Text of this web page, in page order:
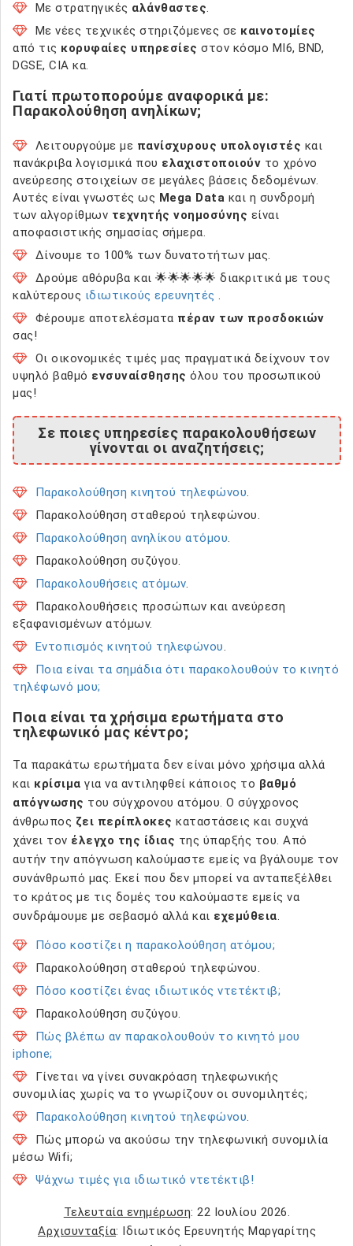
Με στρατηγικές αλάνθαστες.
Με νέες τεχνικές στηριζόμενες σε καινοτομίες
από τις κορυφαίες υπηρεσίες στον κόσμο MI6, BND,
DGSE, CIA κα.
Γιατί πρωτοπορούμε αναφορικά με:
Παρακολούθηση ανηλίκων;
Λειτουργούμε με πανίσχυρους υπολογιστές και
πανάκριβα λογισμικά που ελαχιστοποιούν το χρόνο
ανεύρεσης στοιχείων σε μεγάλες βάσεις δεδομένων.
Αυτές είναι γνωστές ως Mega Data και η συνδρομή
των αλγορίθμων τεχνητής νοημοσύνης είναι
αποφασιστικής σημασίας σήμερα.
Δίνουμε το 100% των δυνατοτήτων μας.
Δρούμε αθόρυβα και 🌟🌟🌟🌟🌟 διακριτικά με τους
καλύτερους ιδιωτικούς ερευνητές .
Φέρουμε αποτελέσματα πέραν των προσδοκιών
σας!
Οι οικονομικές τιμές μας πραγματικά δείχνουν τον
υψηλό βαθμό ενσυναίσθησης όλου του προσωπικού
μας!
Σε ποιες υπηρεσίες παρακολουθήσεων
γίνονται οι αναζητήσεις;
Παρακολούθηση κινητού τηλεφώνου.
Παρακολούθηση σταθερού τηλεφώνου.
Παρακολούθηση ανηλίκου ατόμου.
Παρακολούθηση συζύγου.
Παρακολουθήσεις ατόμων.
Παρακολουθήσεις προσώπων και ανεύρεση
εξαφανισμένων ατόμων.
Εντοπισμός κινητού τηλεφώνου.
Ποια είναι τα σημάδια ότι παρακολουθούν το κινητό
τηλέφωνό μου;
Ποια είναι τα χρήσιμα ερωτήματα στο
τηλεφωνικό μας κέντρο;
Τα παρακάτω ερωτήματα δεν είναι μόνο χρήσιμα αλλά
και κρίσιμα για να αντιληφθεί κάποιος το βαθμό
απόγνωσης του σύγχρονου ατόμου. Ο σύγχρονος
άνθρωπος ζει περίπλοκες καταστάσεις και συχνά
χάνει τον έλεγχο της ίδιας της ύπαρξής του. Από
αυτήν την απόγνωση καλούμαστε εμείς να βγάλουμε τον
συνάνθρωπό μας. Εκεί που δεν μπορεί να ανταπεξέλθει
το κράτος με τις δομές του καλούμαστε εμείς να
συνδράμουμε με σεβασμό αλλά και εχεμύθεια.
Πόσο κοστίζει η παρακολούθηση ατόμου;
Παρακολούθηση σταθερού τηλεφώνου.
Πόσο κοστίζει ένας ιδιωτικός ντετέκτιβ;
Παρακολούθηση συζύγου.
Πώς βλέπω αν παρακολουθούν το κινητό μου
iphone;
Γίνεται να γίνει συνακρόαση τηλεφωνικής
συνομιλίας χωρίς να το γνωρίζουν οι συνομιλητές;
Παρακολούθηση κινητού τηλεφώνου.
Πώς μπορώ να ακούσω την τηλεφωνική συνομιλία
μέσω Wifi;
Ψάχνω τιμές για ιδιωτικό ντετέκτιβ!
Τελευταία ενημέρωση: 22 Ιουλίου 2026.
Αρχισυνταξία: Ιδιωτικός Ερευνητής Μαργαρίτης